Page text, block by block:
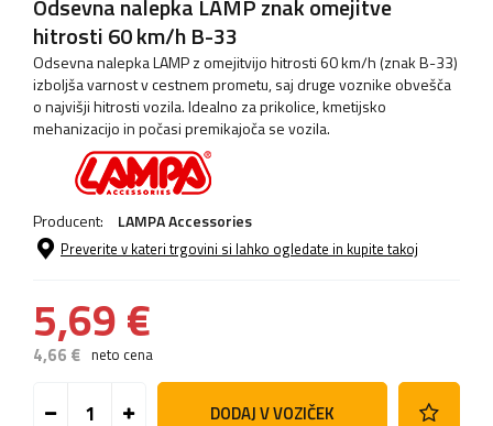
Odsevna nalepka LAMP znak omejitve
hitrosti 60 km/h B-33
Odsevna nalepka LAMP z omejitvijo hitrosti 60 km/h (znak B-33)
izboljša varnost v cestnem prometu, saj druge voznike obvešča
o najvišji hitrosti vozila. Idealno za prikolice, kmetijsko
mehanizacijo in počasi premikajoča se vozila.
Producent: LAMPA Accessories
Preverite v kateri trgovini si lahko ogledate in kupite takoj
5,69 €
4,66 € neto cena
DODAJ V VOZIČEK